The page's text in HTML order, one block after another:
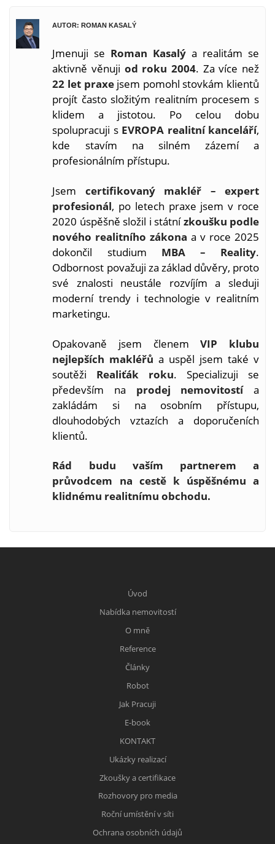
AUTOR: ROMAN KASALÝ
Jmenuji se Roman Kasalý a realitám se
aktivně věnuji od roku 2004. Za více než
22 let praxejsem pomohl stovkám klientů
projít často složitým realitním procesem s
klidem a jistotou. Po celou dobu
spolupracuji s EVROPA realitní kanceláří,
kde stavím na silném zázemí a
profesionálním přístupu.
Jsem certifikovaný makléř – expert
profesionál, po letech praxe jsem v roce
2020 úspěšně složil i státnízkoušku podle
nového realitního zákona a v roce 2025
dokončil studium MBA – Reality.
Odbornost považuji za základ důvěry, proto
své znalosti neustále rozvíjím a sleduji
moderní trendy i technologie v realitním
marketingu.
Opakovaně jsem členemVIP klubu
nejlepších makléřů a uspěl jsem také v
soutěži Realiťák roku. Specializuji se
především na prodej nemovitostía
zakládám si na osobním přístupu,
dlouhodobých vztazích a doporučeních
klientů.
Rád budu vaším partnerem a
průvodcem na cestě k úspěšnému a
klidnému realitnímu obchodu.
Úvod
Nabídka nemovitostí
O mně
Reference
Články
Robot
Jak Pracuji
E-book
KONTAKT
Ukázky realizací
Zkoušky a certifikace
Rozhovory pro media
Roční umístění v síti
Ochrana osobních údajů